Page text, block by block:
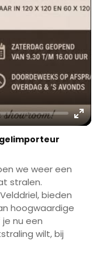
we weer een
stralen.
bieden
hoogwaardige
nu een
wilt, bij